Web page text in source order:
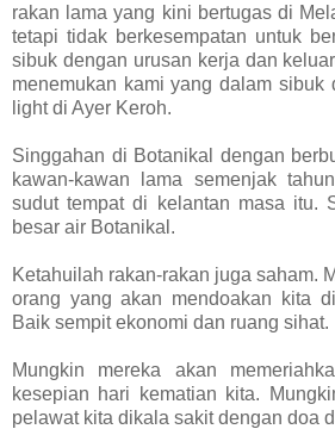
rakan lama yang kini bertugas di
tetapi tidak berkesempatan untuk
sibuk dengan urusan kerja dan
menemukan kami yang dalam sibuk
light di Ayer Keroh.
Singgahan di Botanikal dengan
kawan-kawan lama semenjak
sudut tempat di kelantan masa itu.
besar air Botanikal.
Ketahuilah rakan-rakan juga saham.
orang yang akan mendoakan kita
Baik sempit ekonomi dan ruang sihat.
Mungkin mereka akan
kesepian hari kematian kita.
pelawat kita dikala sakit dengan doa